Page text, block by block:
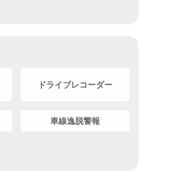
ドライブレコーダー
車線逸脱警報